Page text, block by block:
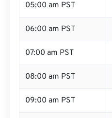
05:00 am PST
06:00 am PST
07:00 am PST
08:00 am PST
09:00 am PST